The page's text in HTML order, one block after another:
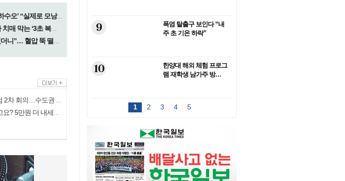
탈모에 좋다 소문만 돌던 ‘하수오’ “실제로 모낭 보호 효과 있어”… 연구 결과 나왔다
배에 힘주면 뇌가 청소된다 치매 막는 ‘3초 복근 펌프’ 움직임
“간편해서 매일 ‘오이’ 먹었더니”… 혈압 뚝 떨어진다는 놀라운 결과
李대통령, 오늘 부동산 점검 2차 회의…수도권 공급대책 논의
“기내 선반에 짐 올리신다고요? 5만원 더 내세요”…호주 항공사 정책에 ‘깜짝’
9
폭염 탈출구 보인다 “내
주 초 기온 하락”
10
한양대 해외 체험 프로그
램 재학생 남가주 방…
1 2 3 4 5